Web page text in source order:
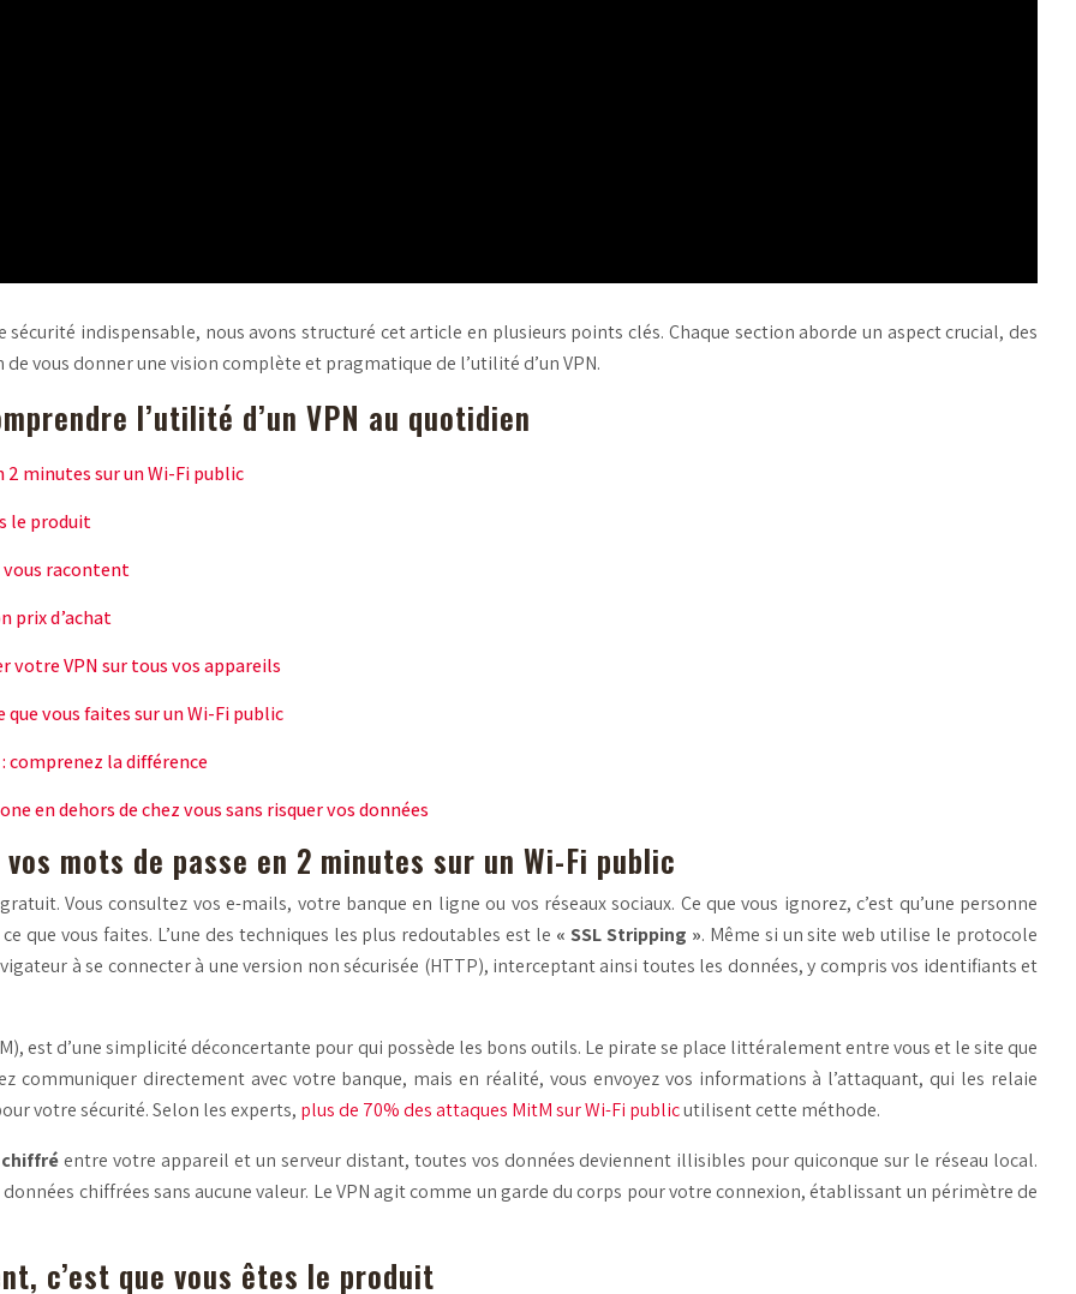
indispensable, nous avons structuré cet article en plusieurs points clés. Chaque section aborde un aspect crucial, des
vous donner une vision complète et pragmatique de l’utilité d’un VPN.
l’utilité d’un VPN au quotidien
2 minutes sur un Wi-Fi public
le produit
vous racontent
prix d’achat
VPN sur tous vos appareils
vous faites sur un Wi-Fi public
comprenez la différence
en dehors de chez vous sans risquer vos données
mots de passe en 2 minutes sur un Wi-Fi public
Vous consultez vos e-mails, votre banque en ligne ou vos réseaux sociaux. Ce que vous ignorez, c’est qu’une personne
que vous faites. L’une des techniques les plus redoutables est le « SSL Stripping ». Même si un site web utilise le protocole
à se connecter à une version non sécurisée (HTTP), interceptant ainsi toutes les données, y compris vos identifiants et
est d’une simplicité déconcertante pour qui possède les bons outils. Le pirate se place littéralement entre vous et le site que
communiquer directement avec votre banque, mais en réalité, vous envoyez vos informations à l’attaquant, qui les relaie
votre sécurité. Selon les experts, plus de 70% des attaques MitM sur Wi-Fi publicutilisent cette méthode.
entre votre appareil et un serveur distant, toutes vos données deviennent illisibles pour quiconque sur le réseau local.
chiffrées sans aucune valeur. Le VPN agit comme un garde du corps pour votre connexion, établissant un périmètre de
c’est que vous êtes le produit